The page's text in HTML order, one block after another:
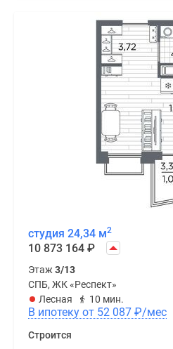
студия 24,34 м2
10 873 164 ₽
Этаж 3/13
СПБ, ЖК «Респект»
Лесная
10 мин.
В ипотеку от 52 087 ₽/мес
Строится